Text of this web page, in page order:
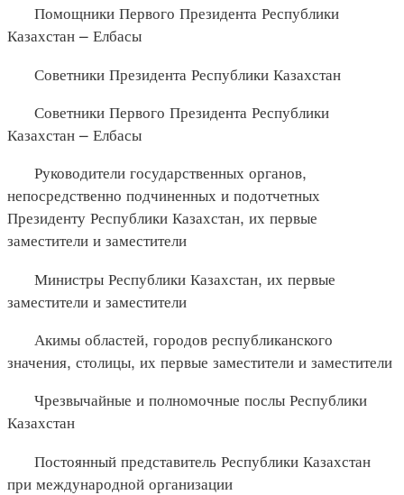
Помощники Первого Президента Республики
Казахстан – Елбасы
Советники Президента Республики Казахстан
Советники Первого Президента Республики
Казахстан – Елбасы
Руководители государственных органов,
непосредственно подчиненных и подотчетных
Президенту Республики Казахстан, их первые
заместители и заместители
Министры Республики Казахстан, их первые
заместители и заместители
Акимы областей, городов республиканского
значения, столицы, их первые заместители и заместители
Чрезвычайные и полномочные послы Республики
Казахстан
Постоянный представитель Республики Казахстан
при международной организации